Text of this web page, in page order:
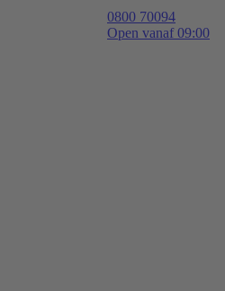
0800 70094
Open vanaf 09:00